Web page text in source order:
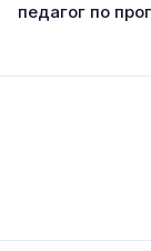
педагог по